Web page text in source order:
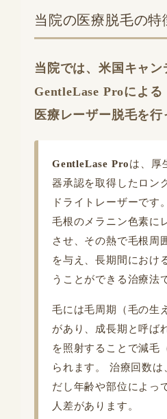
当院の医療脱毛の特
当院では、米国キャン
GentleLase Proによる
医療レーザー脱毛を行
GentleLase Proは、厚
器承認を取得したロン
ドライトレーザーです。
毛根のメラニン色素に
させ、その熱で毛根周
を与え、長期間におけ
うことができる治療法
毛には毛周期（毛の生
があり、成長期と呼ば
を照射することで減毛
られます。 治療回数は
だし年齢や部位によっ
人差があります。